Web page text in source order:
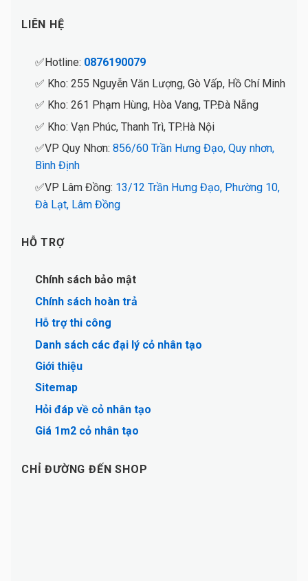
LIÊN HỆ
✅Hotline: 0876190079
✅ Kho: 255 Nguyễn Văn Lượng, Gò Vấp, Hồ Chí Minh
✅ Kho: 261 Phạm Hùng, Hòa Vang, TP.Đà Nẵng
✅ Kho: Vạn Phúc, Thanh Trì, TP.Hà Nội
✅VP Quy Nhơn: 856/60 Trần Hưng Đạo, Quy nhơn,
Bình Định
✅VP Lâm Đồng: 13/12 Trần Hưng Đạo, Phường 10,
Đà Lạt, Lâm Đồng
HỖ TRỢ
Chính sách bảo mật
Chính sách hoàn trả
Hỗ trợ thi công
Danh sách các đại lý cỏ nhân tạo
Giới thiệu
Sitemap
Hỏi đáp về cỏ nhân tạo
Giá 1m2 cỏ nhân tạo
CHỈ ĐƯỜNG ĐẾN SHOP